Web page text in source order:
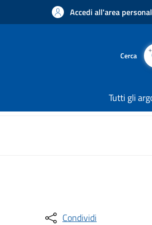
Accedi all'area
Cerca
Tutti gli
Condividi